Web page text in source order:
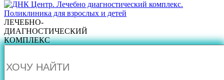
ЛЕЧЕБНО-
ДИАГНОСТИЧЕСКИЙ
КОМПЛЕКС